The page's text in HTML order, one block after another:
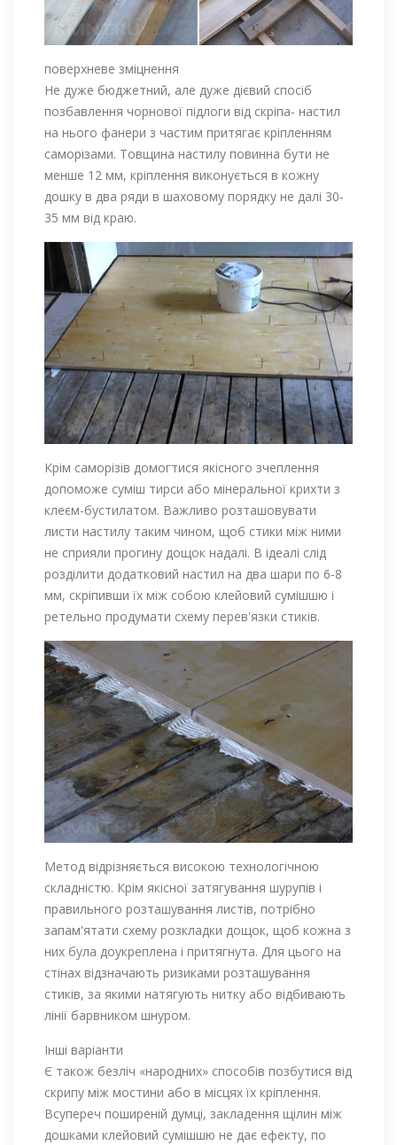
поверхневе зміцнення
Не дуже бюджетний, але дуже дієвий спосіб
позбавлення чорнової підлоги від скріпа- настил
на нього фанери з частим притягає кріпленням
саморізами. Товщина настилу повинна бути не
менше 12 мм, кріплення виконується в кожну
дошку в два ряди в шаховому порядку не далі 30-
35 мм від краю.
Крім саморізів домогтися якісного зчеплення
допоможе суміш тирси або мінеральної крихти з
клеєм-бустилатом. Важливо розташовувати
листи настилу таким чином, щоб стики між ними
не сприяли прогину дощок надалі. В ідеалі слід
розділити додатковий настил на два шари по 6-8
мм, скріпивши їх між собою клейовий сумішшю і
ретельно продумати схему перев'язки стиків.
Метод відрізняється високою технологічною
складністю. Крім якісної затягування шурупів і
правильного розташування листів, потрібно
запам'ятати схему розкладки дощок, щоб кожна з
них була доукреплена і притягнута. Для цього на
стінах відзначають ризиками розташування
стиків, за якими натягують нитку або відбивають
лінії барвником шнуром.
Інші варіанти
Є також безліч «народних» способів позбутися від
скрипу між мостини або в місцях їх кріплення.
Всупереч поширеній думці, закладення щілин між
дошками клейовий сумішшю не дає ефекту, по